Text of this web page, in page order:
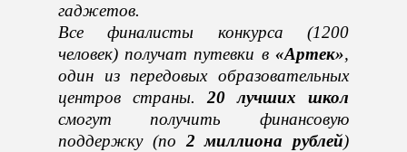
гаджетов.
Все финалисты конкурса (1200
человек) получат путевки в«Артек»,
один из передовых образовательных
центров страны. 20 лучших школ
смогут получить финансовую
поддержку (по 2 миллиона рублей)